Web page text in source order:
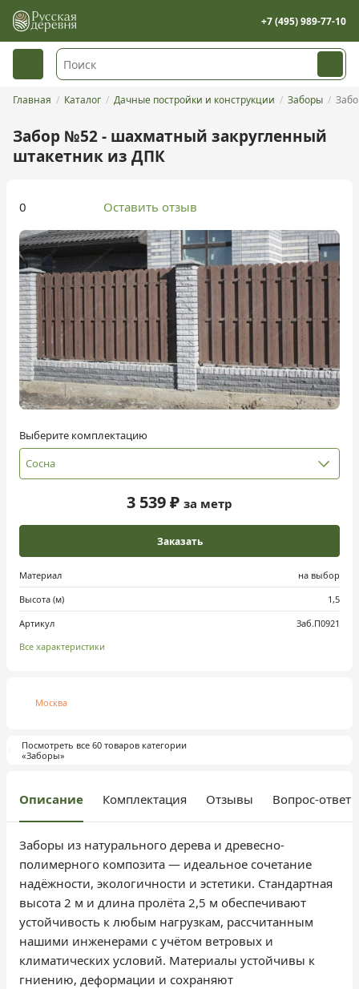
+7 (495) 989-77-10
Главная Каталог Дачные постройки и конструкции Заборы
Забор №52 - шахматный закругленный
штакетник из ДПК
0 Оставить отзыв
Выберите комплектацию
Сосна
3 539 ₽ за метр
Заказать
Материал
на выбор
Высота (м)
1,5
Артикул
Заб.П0921
Все характеристики
Москва
Посмотреть все 60 товаров категории
«Заборы»
Описание Комплектация Отзывы Вопрос-ответ
Заборы из натурального дерева и древесно-
полимерного композита — идеальное сочетание
надёжности, экологичности и эстетики. Стандартная
высота 2 м и длина пролёта 2,5 м обеспечивают
устойчивость к любым нагрузкам, рассчитанным
нашими инженерами с учётом ветровых и
климатических условий. Материалы устойчивы к
гниению, деформации и сохраняют